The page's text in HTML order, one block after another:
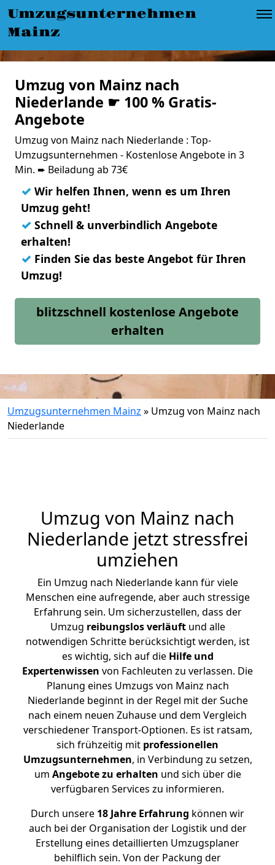
Umzugsunternehmen
Mainz
Umzug von Mainz nach
Niederlande ☛ 100 % Gratis-
Angebote
Umzug von Mainz nach Niederlande : Top-
Umzugsunternehmen - Kostenlose Angebote in 3
Min. ➨ Beiladung ab 73€
✓ Wir helfen Ihnen, wenn es um Ihren
Umzug geht!
✓ Schnell & unverbindlich Angebote
erhalten!
✓ Finden Sie das beste Angebot für Ihren
Umzug!
blitzschnell kostenlose Angebote
erhalten
Umzugsunternehmen Mainz » Umzug von Mainz nach
Niederlande
Umzug von Mainz nach
Niederlande jetzt stressfrei
umziehen
Ein Umzug nach Niederlande kann für viele
Menschen eine aufregende, aber auch stressige
Erfahrung sein. Um sicherzustellen, dass der
Umzug reibungslos verläuftund alle
notwendigen Schritte berücksichtigt werden, ist
es wichtig, sich auf die Hilfe und
Expertenwissen von Fachleuten zu verlassen. Die
Planung eines Umzugs von Mainz nach
Niederlande beginnt in der Regel mit der Suche
nach einem neuen Zuhause und dem Vergleich
verschiedener Transport-Optionen. Es ist ratsam,
sich frühzeitig mit professionellen
Umzugsunternehmen, in Verbindung zu setzen,
um Angebote zu erhalten und sich über die
verfügbaren Services zu informieren.
Durch unsere 18 Jahre Erfahrung können wir
auch bei der Organisation der Logistik und der
Erstellung eines detaillierten Umzugsplaner
behilflich sein. Von der Packung der